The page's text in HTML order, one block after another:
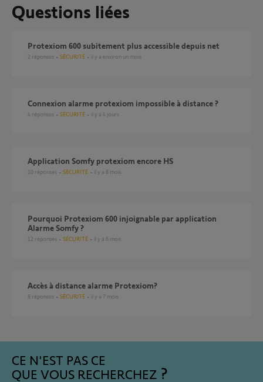
Questions liées
Protexiom 600 subitement plus accessible depuis net
2 réponses SÉCURITÉ il y a environ un mois
Connexion alarme protexiom impossible à distance ?
4 réponses SÉCURITÉ il y a 4 jours
Application Somfy protexiom encore HS
10 réponses SÉCURITÉ il y a 8 mois
Pourquoi Protexiom 600 injoignable par application
Alarme Somfy ?
12 réponses SÉCURITÉ il y a 6 mois
Accès à distance alarme Protexiom?
8 réponses SÉCURITÉ il y a 7 mois
CE N'EST PAS CE
QUE VOUS RECHERCHEZ